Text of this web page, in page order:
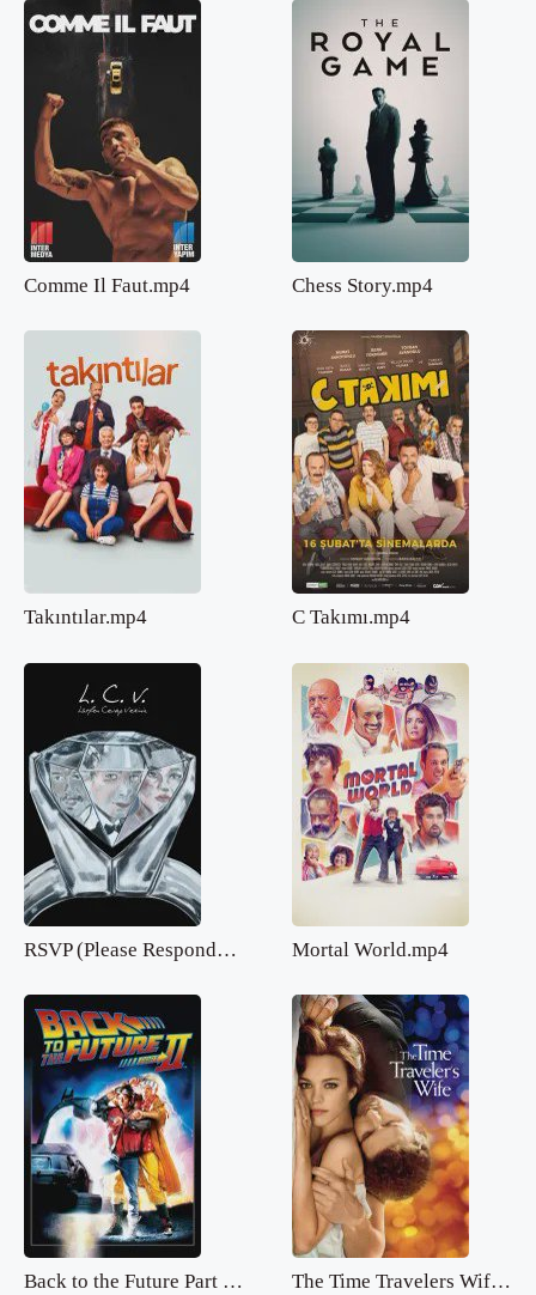
Comme Il Faut.mp4 Chess Story.mp4
Takıntılar.mp4 C Takımı.mp4
RSVP (Please Respond).mp4 Mortal World.mp4
Back to the Future Part 2.mp4 The Time Travelers Wife.mp4